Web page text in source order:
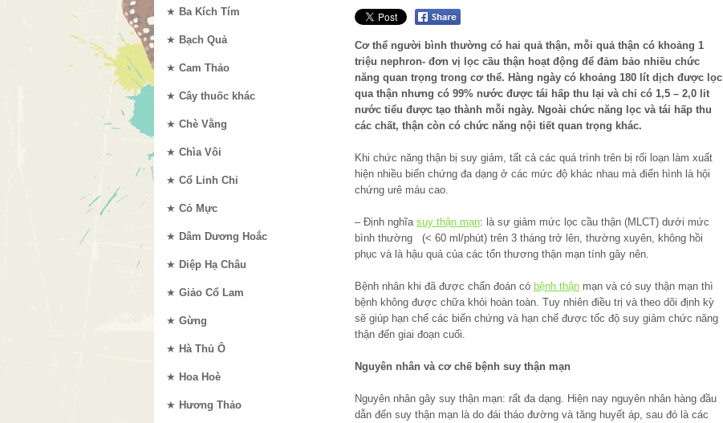
Cơ thể người bình thường có hai quả thận, mỗi quả thận có khoảng 1
triệu nephron- đơn vị lọc cầu thận hoạt động để đảm bảo nhiều chức
năng quan trọng trong cơ thể. Hàng ngày có khoảng 180 lít dịch được lọc
qua thận nhưng có 99% nước được tái hấp thu lại và chỉ có 1,5 – 2,0 lit
nước tiểu được tạo thành mỗi ngày. Ngoài chức năng lọc và tái hấp thu
các chất, thận còn có chức năng nội tiết quan trọng khác.
Khi chức năng thận bị suy giảm, tất cả các quá trình trên bị rối loạn làm xuất
hiện nhiều biến chứng đa dạng ở các mức độ khác nhau mà điển hình là hội
chứng urê máu cao.
– Định nghĩa suy thận mạn: là sự giảm mức lọc cầu thận (MLCT) dưới mức
bình thường (< 60 ml/phút) trên 3 tháng trở lên, thường xuyên, không hồi
phục và là hậu quả của các tổn thương thận mạn tính gây nên.
Bệnh nhân khi đã được chẩn đoán có bệnh thận mạn và có suy thận mạn thì
bệnh không được chữa khỏi hoàn toàn. Tuy nhiên điều trị và theo dõi định kỳ
sẽ giúp hạn chế các biến chứng và hạn chế được tốc độ suy giảm chức năng
thận đến giai đoạn cuối.
Nguyên nhân và cơ chế bệnh suy thận mạn
Nguyên nhân gây suy thận mạn: rất đa dạng. Hiện nay nguyên nhân hàng đầu
dẫn đến suy thận mạn là do đái tháo đường và tăng huyết áp, sau đó là các
★ Ba Kích Tím
★ Bạch Quả
★ Cam Thảo
★ Cây thuốc khác
★ Chè Vằng
★ Chìa Vôi
★ Cổ Linh Chi
★ Cỏ Mực
★ Dâm Dương Hoắc
★ Diệp Hạ Châu
★ Giảo Cổ Lam
★ Gừng
★ Hà Thủ Ô
★ Hoa Hoè
★ Hương Thảo